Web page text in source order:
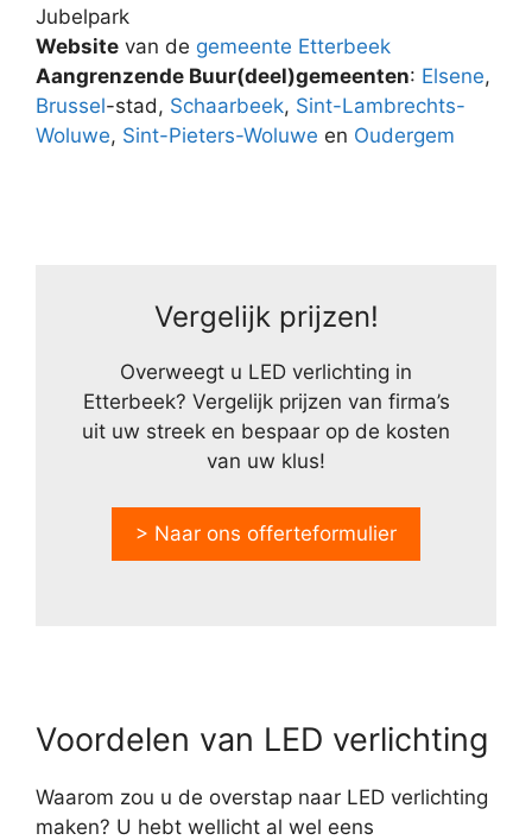
Jubelpark
Website van de gemeente Etterbeek
Aangrenzende Buur(deel)gemeenten: Elsene,
Brussel-stad, Schaarbeek, Sint-Lambrechts-
Woluwe, Sint-Pieters-Woluwe en Oudergem
Vergelijk prijzen!
Overweegt u LED verlichting in
Etterbeek? Vergelijk prijzen van firma’s
uit uw streek en bespaar op de kosten
van uw klus!
> Naar ons offerteformulier
Voordelen van LED verlichting
Waarom zou u de overstap naar LED verlichting
maken? U hebt wellicht al wel eens